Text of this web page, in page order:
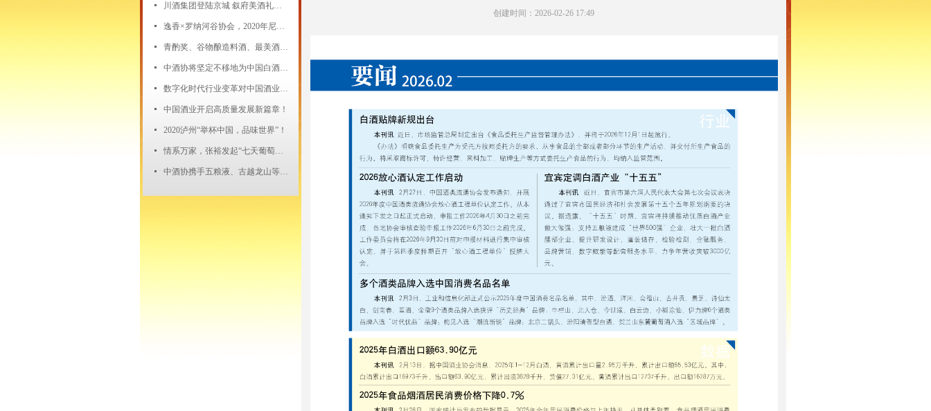
넷 川酒集团登陆京城 叙府美酒礼敬国民
넷 逸香×罗纳河谷协会，2020年尼姆产区大师班精彩回顾--品味泉水精灵的独特风土
넷 青酌奖、谷物酿造料酒、最美酒瓶、CBC国际啤酒挑战赛发榜！
넷 中酒协将坚定不移地为中国白酒酒庄作背书
넷 数字化时代行业变革对中国酒业的影响
넷 中国酒业开启高质量发展新篇章！
넷 2020泸州“举杯中国，品味世界”！
넷 情系万家，张裕发起“七天葡萄酒公益行动”
넷 中酒协携手五粮液、古越龙山等多家酒企“酒与社会责任”一肩挑
创建时间： 2026-02-26 17:49